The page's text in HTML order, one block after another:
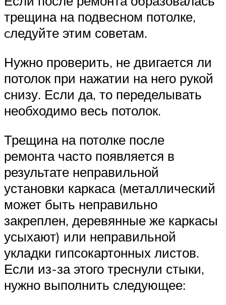
трещина на подвесном потолке,
cледуйте этим советам.
Нужно проверить, не двигается ли
потолок при нажатии на него рукой
снизу. Если да, то переделывать
необходимо весь потолок.
Трещина на потолке после
ремонта часто появляется в
результате неправильной
установки каркаса (металлический
может быть неправильно
закреплен, деревянные же каркасы
усыхают) или неправильной
укладки гипсокартонных листов.
Если из-за этого треснули стыки,
нужно выполнить следующее: